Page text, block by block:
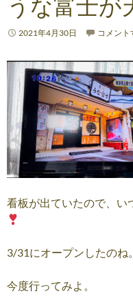
うな富士が
2021年4月30日 コメント
看板が出ていたので、い
3/31にオープンしたのね。
今度行ってみよ。